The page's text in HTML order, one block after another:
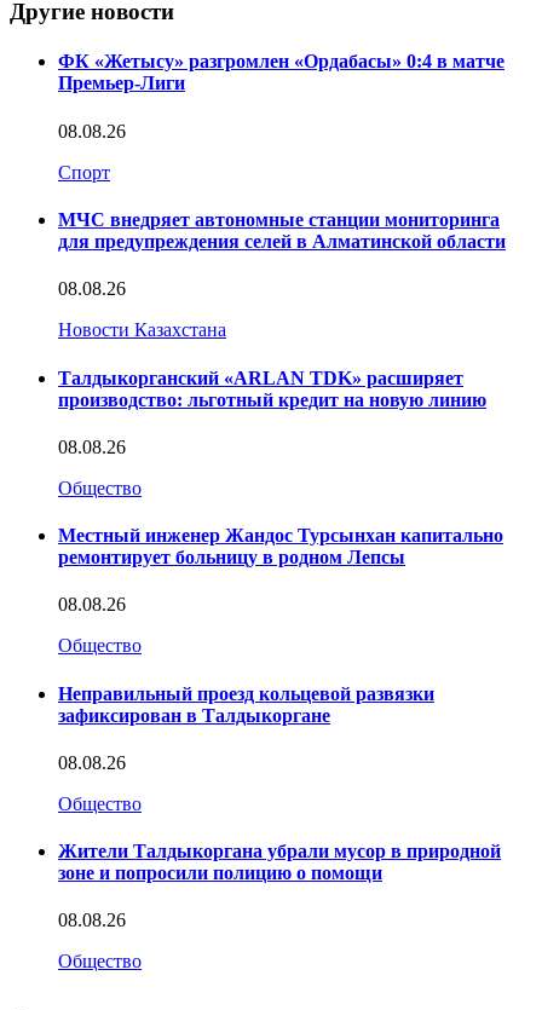
Другие новости
ФК «Жетысу» разгромлен «Ордабасы» 0:4 в матче
Премьер-Лиги
08.08.26
Спорт
МЧС внедряет автономные станции мониторинга
для предупреждения селей в Алматинской области
08.08.26
Новости Казахстана
Талдыкорганский «ARLAN TDK» расширяет
производство: льготный кредит на новую линию
08.08.26
Общество
Местный инженер Жандос Турсынхан капитально
ремонтирует больницу в родном Лепсы
08.08.26
Общество
Неправильный проезд кольцевой развязки
зафиксирован в Талдыкоргане
08.08.26
Общество
Жители Талдыкоргана убрали мусор в природной
зоне и попросили полицию о помощи
08.08.26
Общество